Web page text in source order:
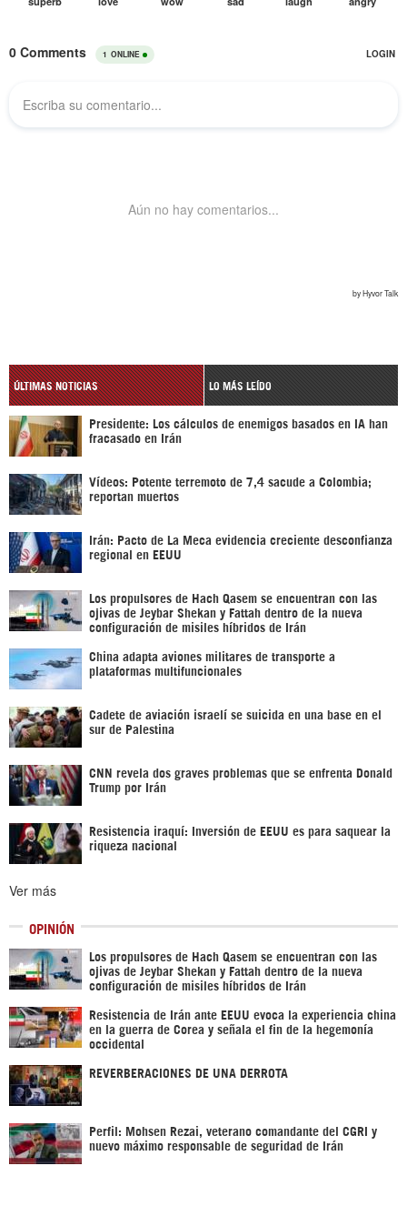
ÚLTIMAS NOTICIAS LO MÁS LEÍDO
Presidente: Los cálculos de enemigos basados en IA han
fracasado en Irán
Vídeos: Potente terremoto de 7,4 sacude a Colombia;
reportan muertos
Irán: Pacto de La Meca evidencia creciente desconfianza
regional en EEUU
Los propulsores de Hach Qasem se encuentran con las
ojivas de Jeybar Shekan y Fattah dentro de la nueva
configuración de misiles híbridos de Irán
China adapta aviones militares de transporte a
plataformas multifuncionales
Cadete de aviación israelí se suicida en una base en el
sur de Palestina
CNN revela dos graves problemas que se enfrenta Donald
Trump por Irán
Resistencia iraquí: Inversión de EEUU es para saquear la
riqueza nacional
Ver más
OPINIÓN
Los propulsores de Hach Qasem se encuentran con las
ojivas de Jeybar Shekan y Fattah dentro de la nueva
configuración de misiles híbridos de Irán
Resistencia de Irán ante EEUU evoca la experiencia china
en la guerra de Corea y señala el fin de la hegemonía
occidental
REVERBERACIONES DE UNA DERROTA
Perfil: Mohsen Rezai, veterano comandante del CGRI y
nuevo máximo responsable de seguridad de Irán